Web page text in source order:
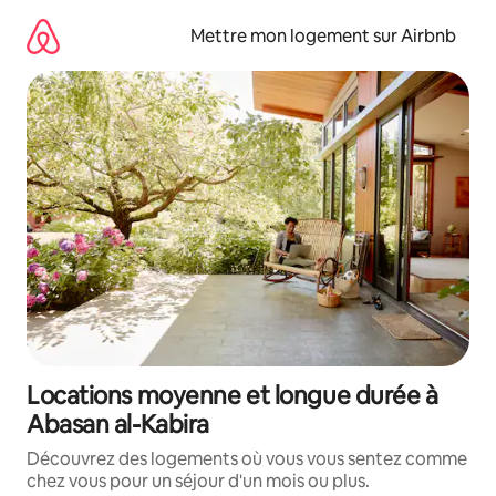
directement
contenu
Mettre mon logement sur Airbnb
Locations moyenne et longue durée à
Abasan al-Kabira
Découvrez des logements où vous vous sentez comme
chez vous pour un séjour d'un mois ou plus.